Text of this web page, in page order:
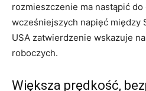
rozmieszczenie ma nastąpić
wcześniejszych napięć między
USA zatwierdzenie wskazuje
roboczych.
Większa prędkość,